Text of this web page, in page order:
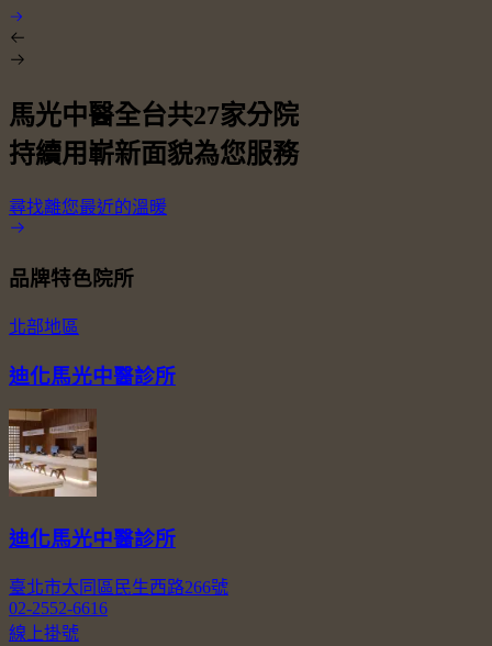
馬光中醫全台共27家分院
持續用嶄新面貌為您服務
尋找離您最近的溫暖
品牌特色院所
北部地區
迪化馬光中醫診所
迪化馬光中醫診所
臺北市大同區民生西路266號
02-2552-6616
線上掛號